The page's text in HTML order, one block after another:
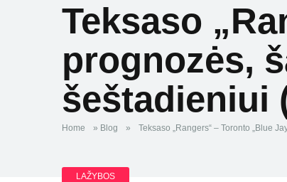
Teksaso
prognozės,
šeštadieniui
Home » Blog » Teksaso „Rangers“ – Toronto „Blue
LAŽYBOS